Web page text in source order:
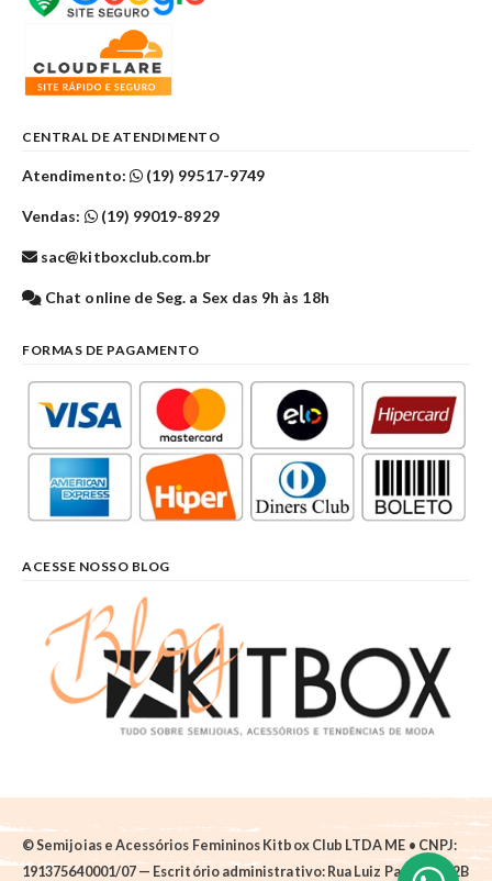
CENTRAL DE ATENDIMENTO
Atendimento: (19) 99517-9749
Vendas: (19) 99019-8929
sac@kitboxclub.com.br
Chat online de Seg. a Sex das 9h às 18h
FORMAS DE PAGAMENTO
ACESSE NOSSO BLOG
© Semijoias e Acessórios Femininos Kitbox Club LTDA ME • CNPJ:
191375640001/07 — Escritório administrativo: Rua Luiz Pantano, 62B